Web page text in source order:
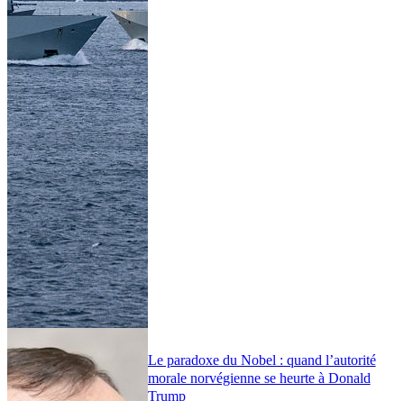
Le paradoxe du Nobel : quand l’autorité
morale norvégienne se heurte à Donald
Trump